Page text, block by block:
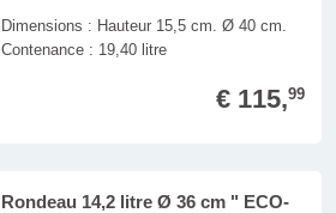
Dimensions : Hauteur 15,5 cm. Ø 40 cm.
Contenance : 19,40 litre
€ 115,99
Rondeau 14,2 litre Ø 36 cm " ECO-